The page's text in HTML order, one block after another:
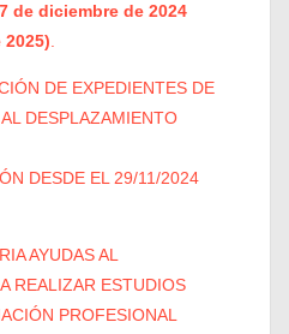
de diciembre de 2024
.
DE EXPEDIENTES DE
DESPLAZAMIENTO
DESDE EL 29/11/2024
AYUDAS AL
REALIZAR ESTUDIOS
PROFESIONAL